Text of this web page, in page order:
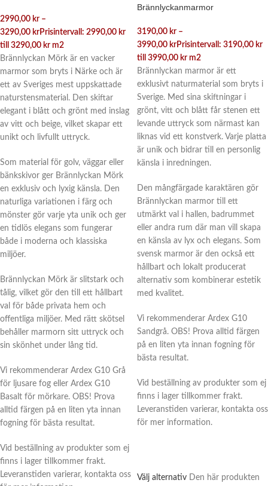
2990,00 kr –
3290,00 krPrisintervall: 2990,00 kr
till 3290,00 kr m2
Brännlyckan Mörk är en vacker
marmor som bryts i Närke och är
ett av Sveriges mest uppskattade
naturstensmaterial. Den skiftar
elegant i blått och grönt med inslag
av vitt och beige, vilket skapar ett
unikt och livfullt uttryck.
Som material för golv, väggar eller
bänkskivor ger Brännlyckan Mörk
en exklusiv och lyxig känsla. Den
naturliga variationen i färg och
mönster gör varje yta unik och ger
en tidlös elegans som fungerar
både i moderna och klassiska
miljöer.
Brännlyckan Mörk är slitstark och
tålig, vilket gör den till ett hållbart
val för både privata hem och
offentliga miljöer. Med rätt skötsel
behåller marmorn sitt uttryck och
sin skönhet under lång tid.
Vi rekommenderar Ardex G10 Grå
för ljusare fog eller Ardex G10
Basalt för mörkare. OBS! Prova
alltid färgen på en liten yta innan
fogning för bästa resultat.
Vid beställning av produkter som ej
finns i lager tillkommer frakt.
Leveranstiden varierar, kontakta oss
Brännlyckanmarmor
3190,00 kr –
3990,00 krPrisintervall: 3190,00 kr
till 3990,00 kr m2
Brännlyckan marmor är ett
exklusivt naturmaterial som bryts i
Sverige. Med sina skiftningar i
grönt, vitt och blått får stenen ett
levande uttryck som närmast kan
liknas vid ett konstverk. Varje platta
är unik och bidrar till en personlig
känsla i inredningen.
Den mångfärgade karaktären gör
Brännlyckan marmor till ett
utmärkt val i hallen, badrummet
eller andra rum där man vill skapa
en känsla av lyx och elegans. Som
svensk marmor är den också ett
hållbart och lokalt producerat
alternativ som kombinerar estetik
med kvalitet.
Vi rekommenderar Ardex G10
Sandgrå. OBS! Prova alltid färgen
på en liten yta innan fogning för
bästa resultat.
Vid beställning av produkter som ej
finns i lager tillkommer frakt.
Leveranstiden varierar, kontakta oss
för mer information.
Välj alternativ Den här produkten